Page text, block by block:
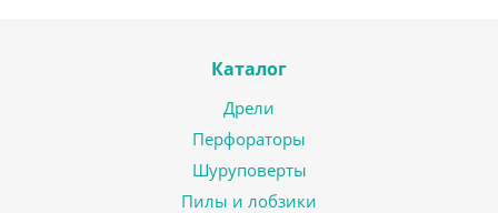
Каталог
Дрели
Перфораторы
Шуруповерты
Пилы и лобзики